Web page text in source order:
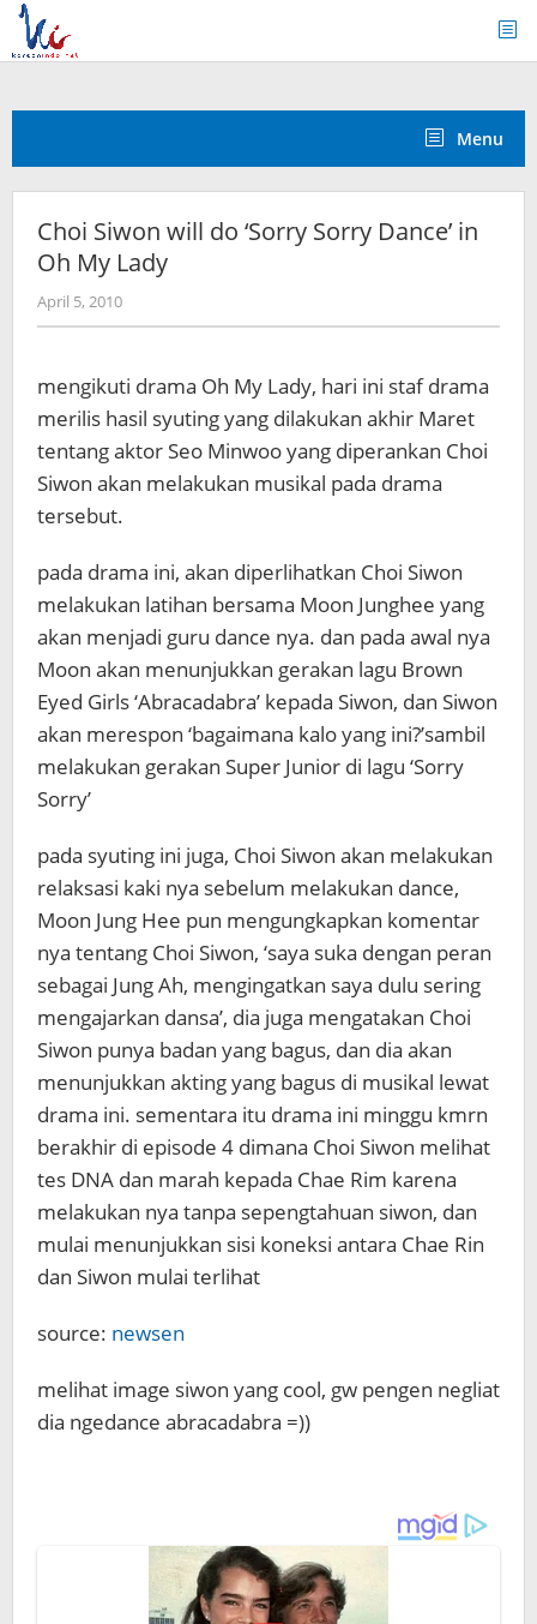
Skip
content
Menu
Choi Siwon will do ‘Sorry Sorry Dance’ in
Oh My Lady
April 5, 2010by
Koreanindo
mengikuti drama Oh My Lady, hari ini staf drama
merilis hasil syuting yang dilakukan akhir Maret
tentang aktor Seo Minwoo yang diperankan Choi
Siwon akan melakukan musikal pada drama
tersebut.
pada drama ini, akan diperlihatkan Choi Siwon
melakukan latihan bersama Moon Junghee yang
akan menjadi guru dance nya. dan pada awal nya
Moon akan menunjukkan gerakan lagu Brown
Eyed Girls ‘Abracadabra’ kepada Siwon, dan Siwon
akan merespon ‘bagaimana kalo yang ini?’sambil
melakukan gerakan Super Junior di lagu ‘Sorry
Sorry’
pada syuting ini juga, Choi Siwon akan melakukan
relaksasi kaki nya sebelum melakukan dance,
Moon Jung Hee pun mengungkapkan komentar
nya tentang Choi Siwon, ‘saya suka dengan peran
sebagai Jung Ah, mengingatkan saya dulu sering
mengajarkan dansa’, dia juga mengatakan Choi
Siwon punya badan yang bagus, dan dia akan
menunjukkan akting yang bagus di musikal lewat
drama ini. sementara itu drama ini minggu kmrn
berakhir di episode 4 dimana Choi Siwon melihat
tes DNA dan marah kepada Chae Rim karena
melakukan nya tanpa sepengtahuan siwon, dan
mulai menunjukkan sisi koneksi antara Chae Rin
dan Siwon mulai terlihat
source: newsen
melihat image siwon yang cool, gw pengen negliat
dia ngedance abracadabra =))